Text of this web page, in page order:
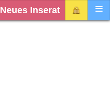
Neues Inserat